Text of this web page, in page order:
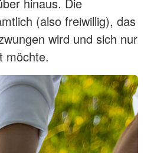
(also freiwillig), das
wird und sich nur
möchte.